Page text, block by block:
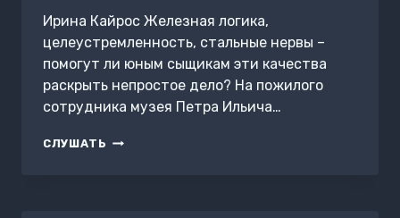
Ирина Кайрос Железная логика,
целеустремленность, стальные нервы –
помогут ли юным сыщикам эти качества
раскрыть непростое дело? На пожилого
сотрудника музея Петра Ильича…
СЛУШАТЬ ТАЙНА